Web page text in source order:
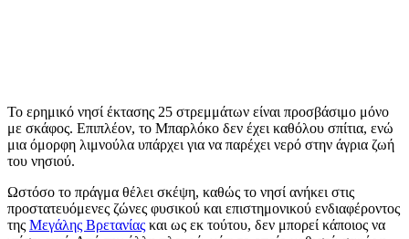
Το ερημικό νησί έκτασης 25 στρεμμάτων είναι προσβάσιμο μόνο
με σκάφος. Επιπλέον, το Μπαρλόκο δεν έχει καθόλου σπίτια, ενώ
μια όμορφη λιμνούλα υπάρχει για να παρέχει νερό στην άγρια ζωή
του νησιού.
Ωστόσο το πράγμα θέλει σκέψη, καθώς το νησί ανήκει στις
προστατευόμενες ζώνες φυσικού και επιστημονικού ενδιαφέροντος
της Μεγάλης Βρετανίας και ως εκ τούτου, δεν μπορεί κάποιος να